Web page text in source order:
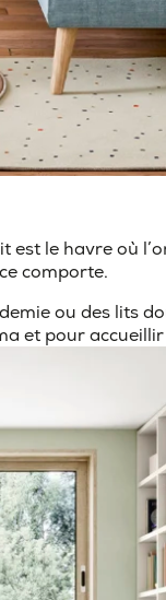
le havre où
comporte.
ou des lits
et pour